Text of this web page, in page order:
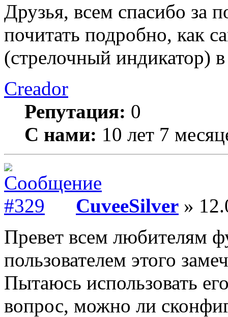
Друзья, всем спасибо за
почитать подробно, как
(стрелочный индикатор)
Creador
Репутация: 0
С нами: 10 лет 7
CuveeSilver »
Превет всем любителям
пользователем этого
Пытаюсь использовать
вопрос, можно ли